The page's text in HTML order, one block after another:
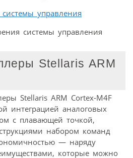
системы управления
Stellaris ARM
Stellaris ARM Cortex-M4F
интеграцией аналоговых
с плавающей точкой,
набором команд
— наряду
которые можно